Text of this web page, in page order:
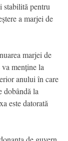
stabilită pentru
a marjei de
marjei de
menține la
anului în care
dobândă la
este datorată